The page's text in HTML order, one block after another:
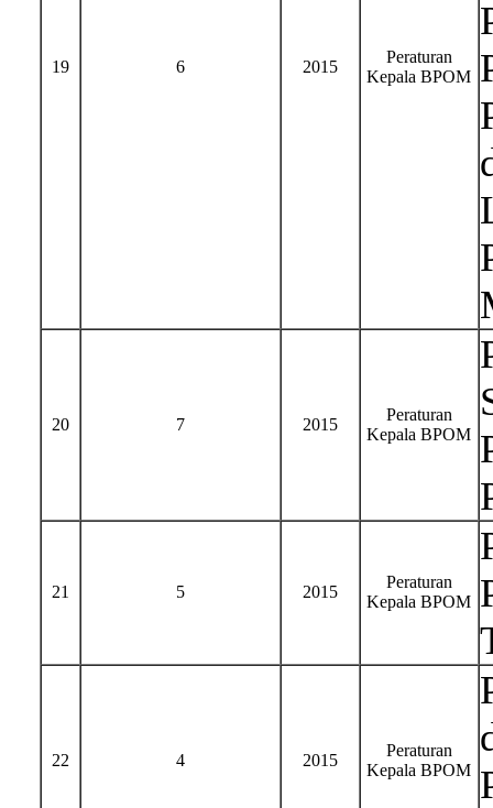
19 6 2015
Peraturan
Kepala BPOM
20 7 2015
Peraturan
Kepala BPOM
21 5 2015
Peraturan
Kepala BPOM
22 4 2015
Peraturan
Kepala BPOM